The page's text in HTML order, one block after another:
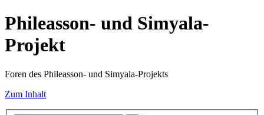
Phileasson- und Simyala-
Projekt
Foren des Phileasson- und Simyala-Projekts
Zum Inhalt